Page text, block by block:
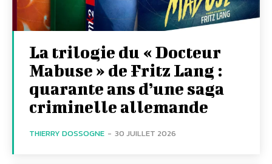
La trilogie du « Docteur
Mabuse » de Fritz Lang :
quarante ans d’une saga
criminelle allemande
THIERRY DOSSOGNE - 30 JUILLET 2026